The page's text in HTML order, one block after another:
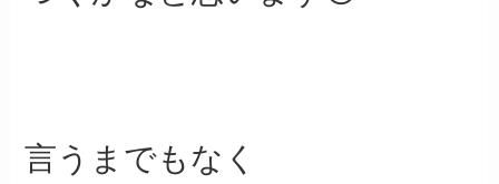
言うまでもなく